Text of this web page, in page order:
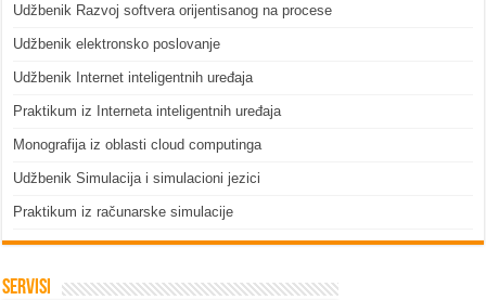
Udžbenik Razvoj softvera orijentisanog na procese
Udžbenik elektronsko poslovanje
Udžbenik Internet inteligentnih uređaja
Praktikum iz Interneta inteligentnih uređaja
Monografija iz oblasti cloud computinga
Udžbenik Simulacija i simulacioni jezici
Praktikum iz računarske simulacije
Servisi